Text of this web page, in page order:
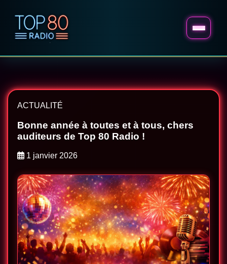
ACTUALITÉ
Bonne année à toutes et à tous, chers
auditeurs de Top 80 Radio !
1 janvier 2026